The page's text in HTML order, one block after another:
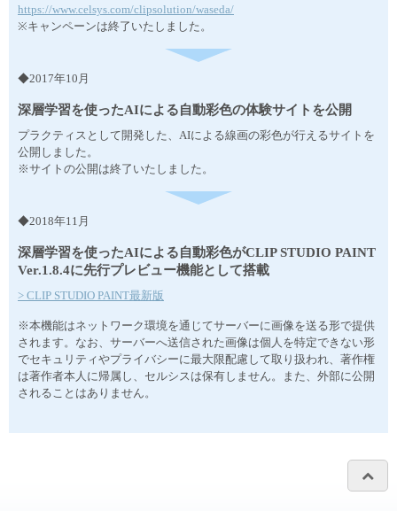
https://www.celsys.com/clipsolution/waseda/
※キャンペーンは終了いたしました。
◆2017年10月
深層学習を使ったAIによる自動彩色の体験サイトを公開
プラクティスとして開発した、AIによる線画の彩色が行えるサイトを
公開しました。
※サイトの公開は終了いたしました。
◆2018年11月
深層学習を使ったAIによる自動彩色がCLIP STUDIO PAINT
Ver.1.8.4に先行プレビュー機能として搭載
> CLIP STUDIO PAINT最新版
※本機能はネットワーク環境を通じてサーバーに画像を送る形で提供
されます。なお、サーバーへ送信された画像は個人を特定できない形
でセキュリティやプライバシーに最大限配慮して取り扱われ、著作権
は著作者本人に帰属し、セルシスは保有しません。また、外部に公開
されることはありません。